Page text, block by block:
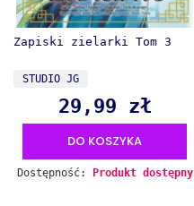
Zapiski zielarki Tom 3
PRODUCENT
STUDIO JG
Cena
29,99 zł
DO KOSZYKA
Dostępność: Produkt dostępny